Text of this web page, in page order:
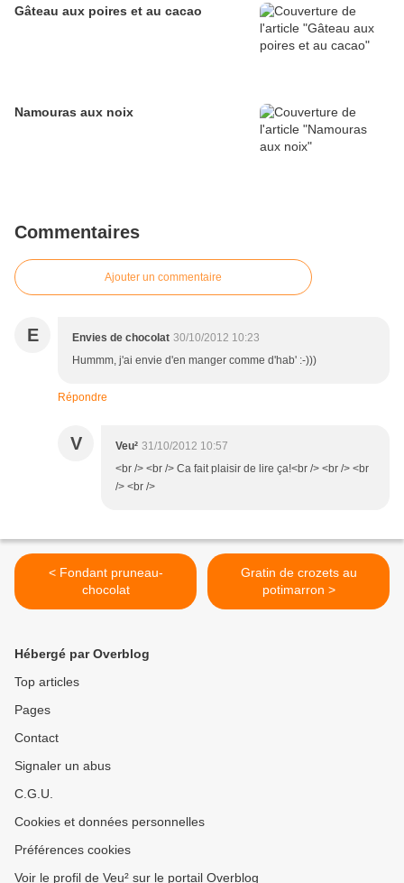
Gâteau aux poires et au cacao
Namouras aux noix
Commentaires
Ajouter un commentaire
E Envies de chocolat 30/10/2012 10:23
Hummm, j'ai envie d'en manger comme d'hab' :-)))
Répondre
V Veu² 31/10/2012 10:57
<br /> <br /> Ca fait plaisir de lire ça!<br /> <br /> <br
/> <br />
< Fondant pruneau-
chocolat
Gratin de crozets au
potimarron >
Hébergé par Overblog
Top articles
Pages
Contact
Signaler un abus
C.G.U.
Cookies et données personnelles
Préférences cookies
Voir le profil de Veu² sur le portail Overblog